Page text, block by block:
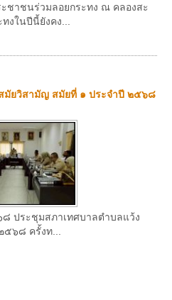
าชนร่วมลอยกระทง ณ คลองสะ
งในปีนี้ยังคง...
มัยวิสามัญ สมัยที่ ๑ ประจำปี ๒๕๖๘
ประชุมสภาเทศบาลตำบลแว้ง
๕๖๘ ครั้งท...